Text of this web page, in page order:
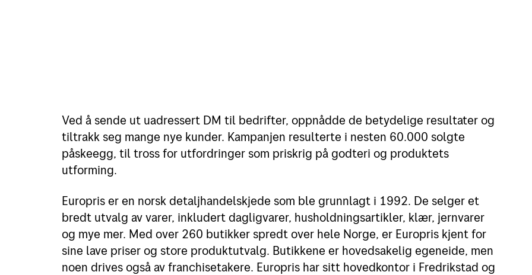
Ved å sende ut uadressert DM til bedrifter, oppnådde de betydelige resultater og
tiltrakk seg mange nye kunder. Kampanjen resulterte i nesten 60.000 solgte
påskeegg, til tross for utfordringer som priskrig på godteri og produktets
utforming.
Europris er en norsk detaljhandelskjede som ble grunnlagt i 1992. De selger et
bredt utvalg av varer, inkludert dagligvarer, husholdningsartikler, klær, jernvarer
og mye mer. Med over 260 butikker spredt over hele Norge, er Europris kjent for
sine lave priser og store produktutvalg. Butikkene er hovedsakelig egeneide, men
noen drives også av franchisetakere. Europris har sitt hovedkontor i Fredrikstad og